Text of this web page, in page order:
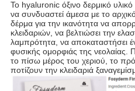
Το hyaluronic όξινο δερμικό
να συνδυαστεί άμεσα με το
δέρμα για την ικανότητα να
κλειδαριών, να βελτιώσει την
λαμπρότητα, να αποκαταστήσει
φυσικής ομορφιάς της νεολαίας.
το πίσω μέρος του χεριού, το
ποτίζουν την κλειδαριά